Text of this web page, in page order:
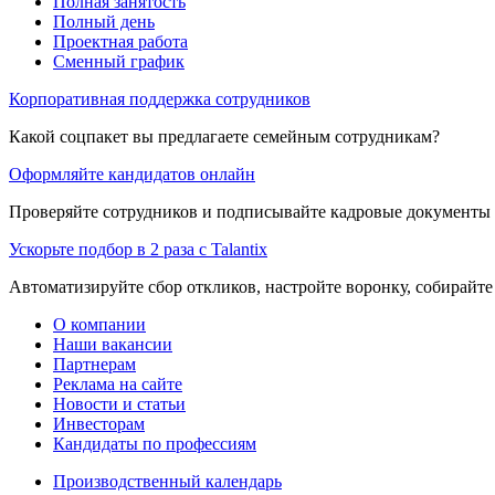
Полный день
Проектная работа
Сменный график
Корпоративная поддержка сотрудников
Какой соцпакет вы предлагаете семейным сотрудникам?
Оформляйте кандидатов онлайн
Проверяйте сотрудников и подписывайте кадровые
Ускорьте подбор в 2 раза с Talantix
Автоматизируйте сбор откликов, настройте воронку,
О компании
Наши вакансии
Партнерам
Реклама на сайте
Новости и статьи
Инвесторам
Кандидаты по профессиям
Производственный календарь